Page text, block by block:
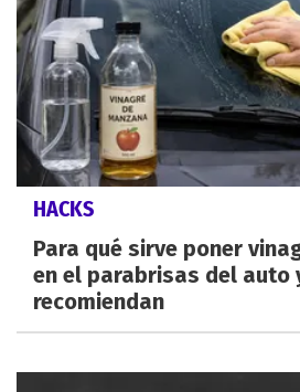
HACKS
Para qué sirve poner
en el parabrisas del auto
recomiendan